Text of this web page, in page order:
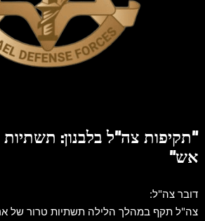
"תקיפות צה"ל בלבנון:
אש"
דובר צה"ל:
צה"ל תקף במהלך הלילה תשתיות טרור של